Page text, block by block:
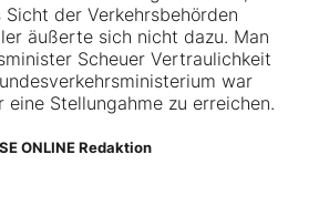
Sicht der Verkehrsbehörden
äußerte sich nicht dazu. Man
Scheuer Vertraulichkeit
war
Stellungahme zu erreichen.
ONLINE Redaktion